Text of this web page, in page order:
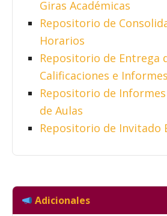
Giras Académicas
Repositorio de
Horarios
Repositorio de Entrega
Calificaciones e
Repositorio de
de Aulas
Repositorio de Invitado
Adicionales